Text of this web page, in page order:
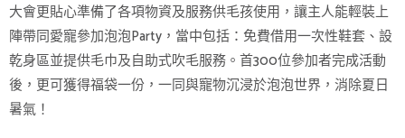
大會更貼心準備了各項物資及服務供毛孩使用，讓主人能輕裝上
陣帶同愛寵參加泡泡Party，當中包括：免費借用一次性鞋套、設
乾身區並提供毛巾及自助式吹毛服務。首300位參加者完成活動
後，更可獲得福袋一份，一同與寵物沉浸於泡泡世界，消除夏日
暑氣！